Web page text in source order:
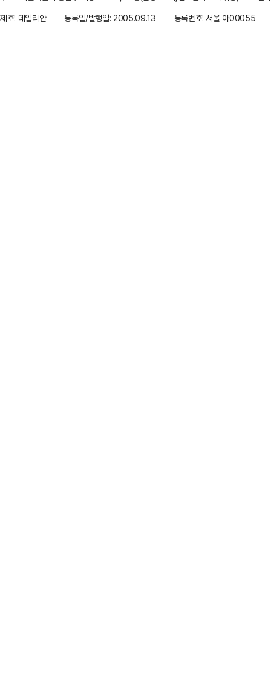
제호: 데일리안
등록일/발행일: 2005.09.13 등록번호: 서울 아00055